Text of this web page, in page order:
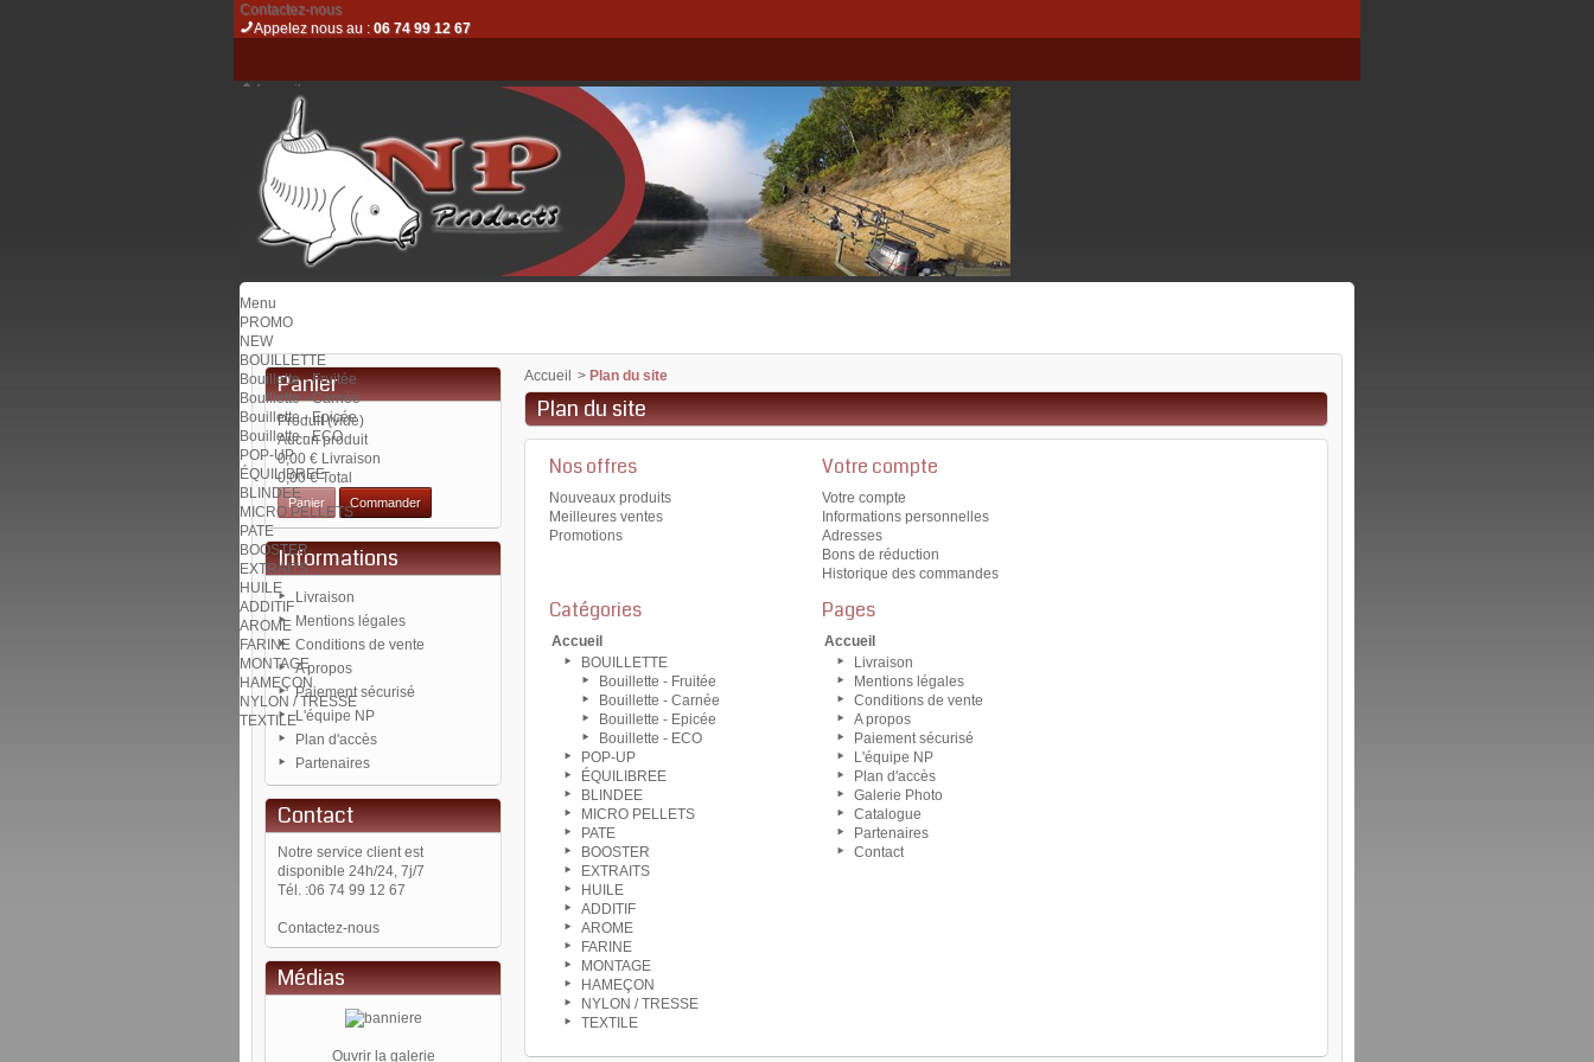
Contactez-nous
Appelez nous au : 06 74 99 12 67
Accueil
Espace client
Contact
Plan du site
Bienvenue
Identifiez-vous
Votre compte
Votre panier :
produit 0.00 €
Menu
PROMO
NEW
BOUILLETTE
Bouillette - Fruitée
Bouillette - Carnée
Bouillette - Epicée
Bouillette - ECO
POP-UP
ÉQUILIBREE
BLINDEE
MICRO PELLETS
PATE
BOOSTER
EXTRAITS
HUILE
ADDITIF
AROME
FARINE
MONTAGE
HAMEÇON
NYLON / TRESSE
TEXTILE
Panier
Produit (vide)
Aucun produit
0,00 € Livraison
0,00 € Total
Panier Commander
Informations
Livraison
Mentions légales
Conditions de vente
A propos
Paiement sécurisé
L'équipe NP
Plan d'accès
Partenaires
Contact
Notre service client est
disponible 24h/24, 7j/7
Tél. :06 74 99 12 67
Contactez-nous
Médias
Ouvrir la galerie
Accueil > Plan du site
Plan du site
Nos offres
Nouveaux produits
Meilleures ventes
Promotions
Votre compte
Votre compte
Informations personnelles
Adresses
Bons de réduction
Historique des commandes
Catégories
Accueil
BOUILLETTE
Bouillette - Fruitée
Bouillette - Carnée
Bouillette - Epicée
Bouillette - ECO
POP-UP
ÉQUILIBREE
BLINDEE
MICRO PELLETS
PATE
BOOSTER
EXTRAITS
HUILE
ADDITIF
AROME
FARINE
MONTAGE
HAMEÇON
NYLON / TRESSE
TEXTILE
Pages
Accueil
Livraison
Mentions légales
Conditions de vente
A propos
Paiement sécurisé
L'équipe NP
Plan d'accès
Galerie Photo
Catalogue
Partenaires
Contact